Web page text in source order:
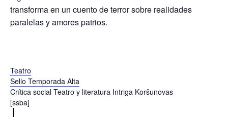
transforma en un cuento de terror sobre realidades
paralelas y amores patrios.
Teatro
Sello Temporada Alta
Crítica social Teatro y literatura Intriga Koršunovas
[ssba]